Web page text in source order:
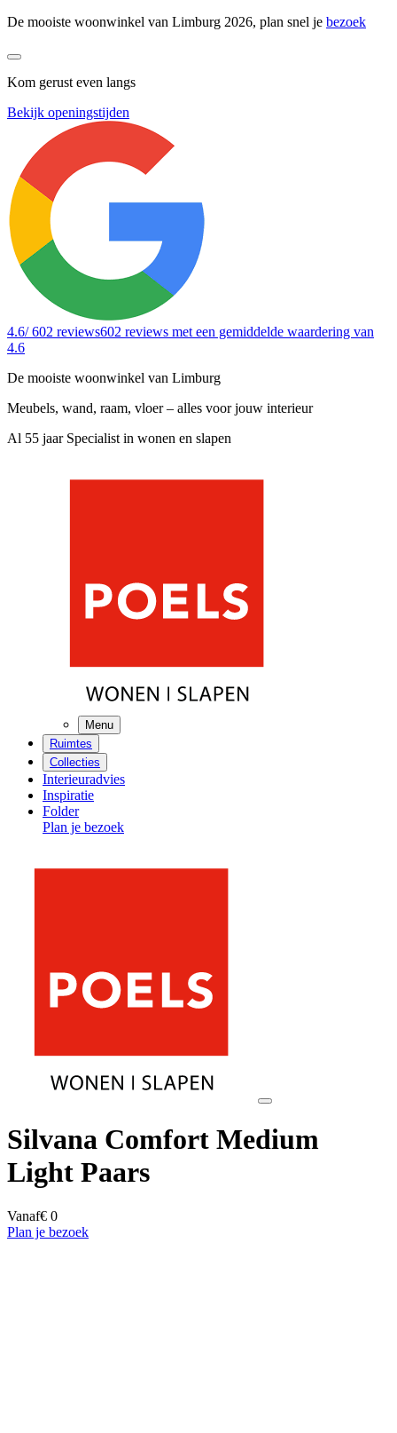
De mooiste woonwinkel van Limburg 2026, plan snel je bezoek
Kom gerust even langs
Bekijk openingstijden
4.6/ 602 reviews602 reviews met een gemiddelde waardering van
4.6
De mooiste woonwinkel van Limburg
Meubels, wand, raam, vloer – alles voor jouw interieur
Al 55 jaar Specialist in wonen en slapen
Menu
Ruimtes
Collecties
Interieuradvies
Inspiratie
Folder
Plan je bezoek
Silvana Comfort Medium
Light Paars
Vanaf€ 0
Plan je bezoek